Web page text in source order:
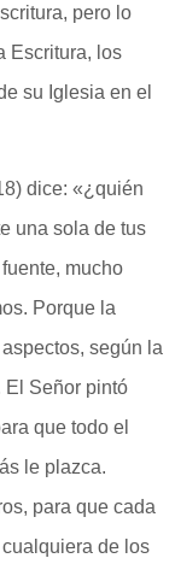
pero lo
Escritura, los
su Iglesia en el
dice: «¿quién
una sola de tus
mucho
Porque la
según la
El Señor pintó
que todo el
le plazca.
para que cada
de los